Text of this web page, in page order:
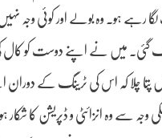
رہے ہو۔ وہ بولے اور کوئی وجہ
گئی۔ میں نے اپنے دوست کو
پتا چلا کہ اس کی ٹرینگ کے دوران
وجہ سے وہ انزائٹی و ڈپریشن کا شکار